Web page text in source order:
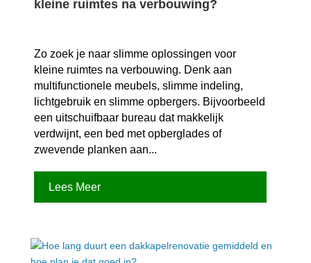
kleine ruimtes na verbouwing?
Zo zoek je naar slimme oplossingen voor
kleine ruimtes na verbouwing.​ Denk aan
multifunctionele meubels, slimme indeling,
lichtgebruik en slimme opbergers.​ Bijvoorbeeld
een uitschuifbaar bureau dat makkelijk
verdwijnt, een bed met opberglades of
zwevende planken aan...
Lees Meer